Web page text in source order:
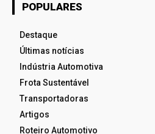
POPULARES
Destaque
Últimas notícias
Indústria Automotiva
Frota Sustentável
Transportadoras
Artigos
Roteiro Automotivo